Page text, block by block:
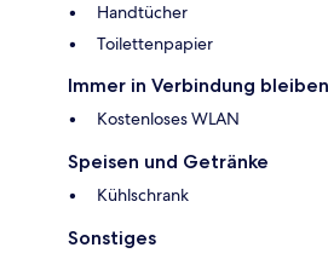
Handtücher
Toilettenpapier
Immer in Verbindung bleiben
Kostenloses WLAN
Speisen und Getränke
Kühlschrank
Sonstiges